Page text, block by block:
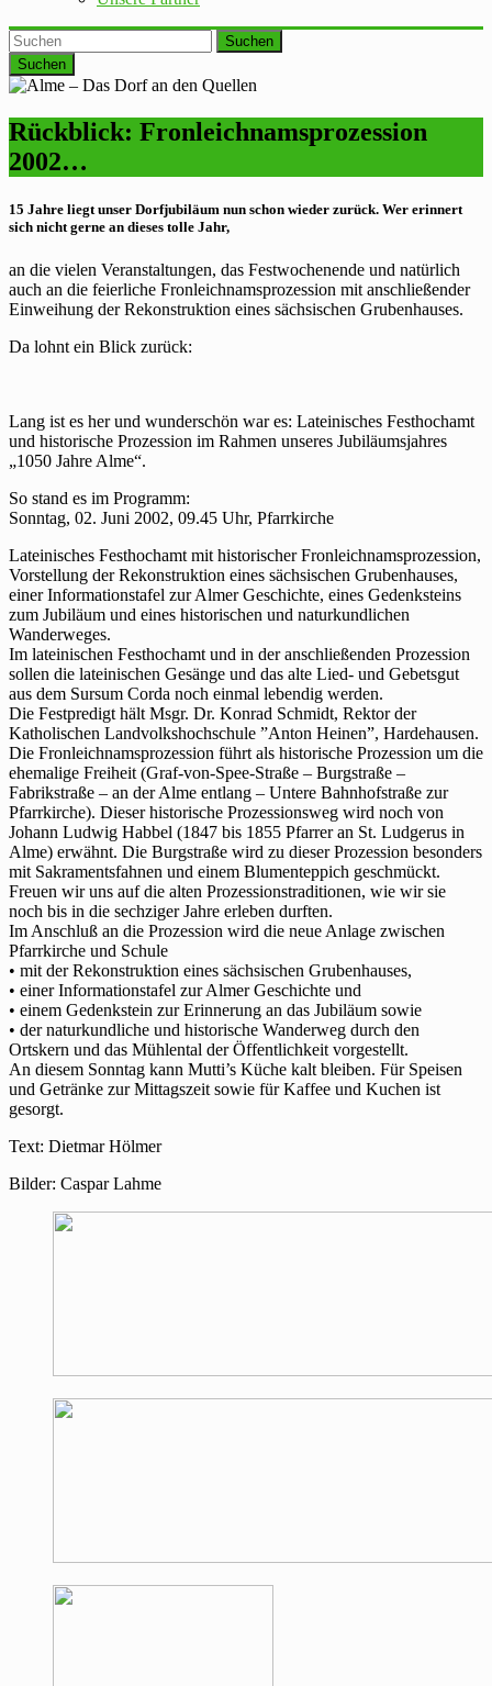
Suchen
Rückblick: Fronleichnamsprozession
2002…
15 Jahre liegt unser Dorfjubiläum nun schon wieder zurück. Wer erinnert
sich nicht gerne an dieses tolle Jahr,
an die vielen Veranstaltungen, das Festwochenende und natürlich
auch an die feierliche Fronleichnamsprozession mit anschließender
Einweihung der Rekonstruktion eines sächsischen Grubenhauses.
Da lohnt ein Blick zurück:
Lang ist es her und wunderschön war es: Lateinisches Festhochamt
und historische Prozession im Rahmen unseres Jubiläumsjahres
„1050 Jahre Alme“.
So stand es im Programm:
Sonntag, 02. Juni 2002, 09.45 Uhr, Pfarrkirche
Lateinisches Festhochamt mit historischer Fronleichnamsprozession,
Vorstellung der Rekonstruktion eines sächsischen Grubenhauses,
einer Informationstafel zur Almer Geschichte, eines Gedenksteins
zum Jubiläum und eines historischen und naturkundlichen
Wanderweges.
Im lateinischen Festhochamt und in der anschließenden Prozession
sollen die lateinischen Gesänge und das alte Lied- und Gebetsgut
aus dem Sursum Corda noch einmal lebendig werden.
Die Festpredigt hält Msgr. Dr. Konrad Schmidt, Rektor der
Katholischen Landvolkshochschule ”Anton Heinen”, Hardehausen.
Die Fronleichnamsprozession führt als historische Prozession um die
ehemalige Freiheit (Graf-von-Spee-Straße – Burgstraße –
Fabrikstraße – an der Alme entlang – Untere Bahnhofstraße zur
Pfarrkirche). Dieser historische Prozessionsweg wird noch von
Johann Ludwig Habbel (1847 bis 1855 Pfarrer an St. Ludgerus in
Alme) erwähnt. Die Burgstraße wird zu dieser Prozession besonders
mit Sakramentsfahnen und einem Blumenteppich geschmückt.
Freuen wir uns auf die alten Prozessionstraditionen, wie wir sie
noch bis in die sechziger Jahre erleben durften.
Im Anschluß an die Prozession wird die neue Anlage zwischen
Pfarrkirche und Schule
• mit der Rekonstruktion eines sächsischen Grubenhauses,
• einer Informationstafel zur Almer Geschichte und
• einem Gedenkstein zur Erinnerung an das Jubiläum sowie
• der naturkundliche und historische Wanderweg durch den
Ortskern und das Mühlental der Öffentlichkeit vorgestellt.
An diesem Sonntag kann Mutti’s Küche kalt bleiben. Für Speisen
und Getränke zur Mittagszeit sowie für Kaffee und Kuchen ist
gesorgt.
Text: Dietmar Hölmer
Bilder: Caspar Lahme